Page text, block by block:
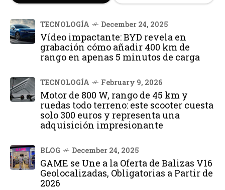
TECNOLOGÍA December 24, 2025
Vídeo impactante: BYD revela en
grabación cómo añadir 400 km de
rango en apenas 5 minutos de carga
TECNOLOGÍA February 9, 2026
Motor de 800 W, rango de 45 km y
ruedas todo terreno: este scooter cuesta
solo 300 euros y representa una
adquisición impresionante
BLOG December 24, 2025
GAME se Une a la Oferta de Balizas V16
Geolocalizadas, Obligatorias a Partir de
2026